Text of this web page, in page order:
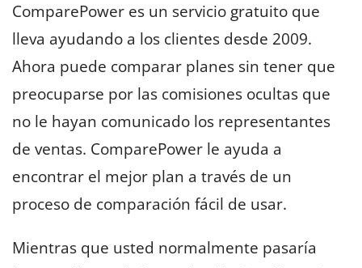
ComparePower es un servicio gratuito que
lleva ayudando a los clientes desde 2009.
Ahora puede comparar planes sin tener que
preocuparse por las comisiones ocultas que
no le hayan comunicado los representantes
de ventas. ComparePower le ayuda a
encontrar el mejor plan a través de un
proceso de comparación fácil de usar.
Mientras que usted normalmente pasaría